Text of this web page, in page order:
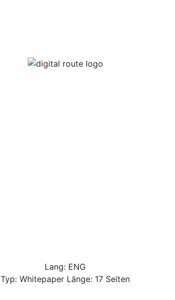
Lang: ENG
Typ: Whitepaper Länge: 17 Seiten